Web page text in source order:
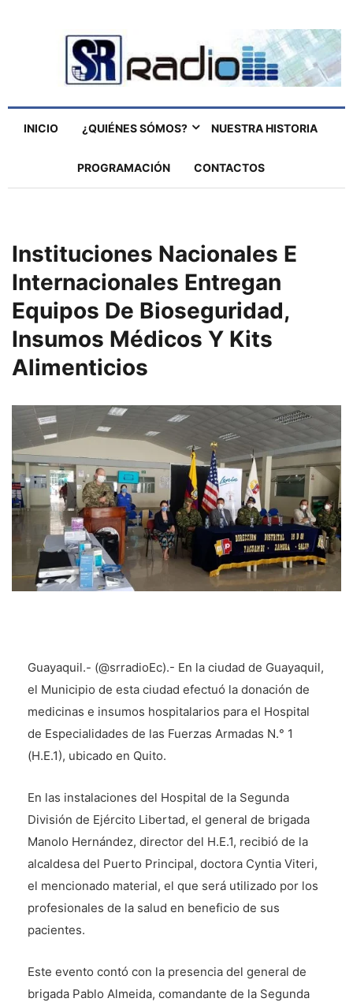
INICIO ¿QUIÉNES SÓMOS? NUESTRA HISTORIA
PROGRAMACIÓN CONTACTOS
Instituciones Nacionales E
Internacionales Entregan
Equipos De Bioseguridad,
Insumos Médicos Y Kits
Alimenticios
Guayaquil.- (@srradioEc).- En la ciudad de Guayaquil,
el Municipio de esta ciudad efectuó la donación de
medicinas e insumos hospitalarios para el Hospital
de Especialidades de las Fuerzas Armadas N.° 1
(H.E.1), ubicado en Quito.
En las instalaciones del Hospital de la Segunda
División de Ejército Libertad, el general de brigada
Manolo Hernández, director del H.E.1, recibió de la
alcaldesa del Puerto Principal, doctora Cyntia Viteri,
el mencionado material, el que será utilizado por los
profesionales de la salud en beneficio de sus
pacientes.
Este evento contó con la presencia del general de
brigada Pablo Almeida, comandante de la Segunda